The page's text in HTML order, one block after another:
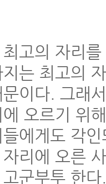
고의 자리
지는 최고의
문이다. 그래
오르기 위
에게도 각
리에 오른
군부투 한